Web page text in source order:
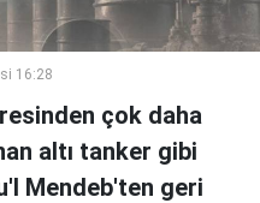
16:28
çok daha
altı tanker gibi
Mendeb'ten geri